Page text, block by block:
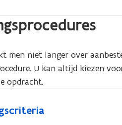
men niet langer over
U kan altijd kiezen
opdracht.